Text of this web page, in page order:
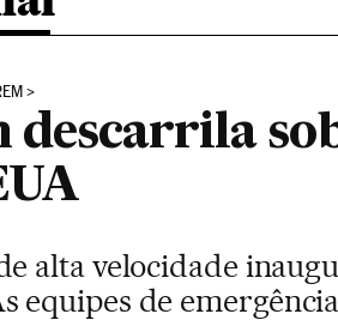
descarrila
alta velocidade
equipes de